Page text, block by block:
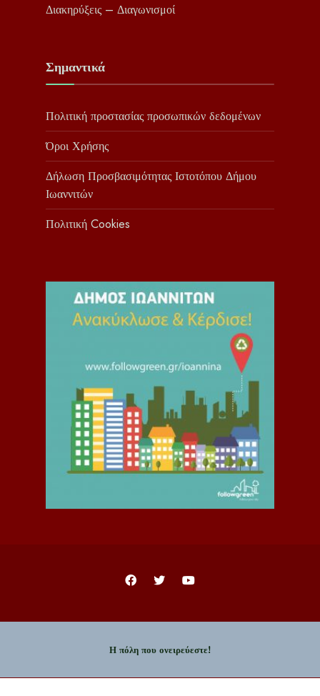
Διακηρύξεις – Διαγωνισμοί
Σημαντικά
Πολιτική προστασίας προσωπικών δεδομένων
Όροι Χρήσης
Δήλωση Προσβασιμότητας Ιστοτόπου Δήμου
Ιωαννιτών
Πολιτική Cookies
Η πόλη που ονειρεύεστε!